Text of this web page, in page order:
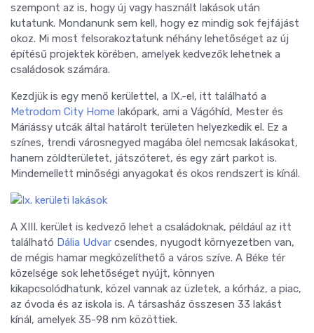
szempont az is, hogy új vagy használt lakások után
kutatunk. Mondanunk sem kell, hogy ez mindig sok fejfájást
okoz. Mi most felsorakoztatunk néhány lehetőséget az új
építésű projektek körében, amelyek kedvezők lehetnek a
családosok számára.
Kezdjük is egy menő kerülettel, a IX.-el, itt található a
Metrodom City Home lakópark, ami a Vágóhíd, Mester és
Máriássy utcák által határolt területen helyezkedik el. Ez a
színes, trendi városnegyed magába ölel nemcsak lakásokat,
hanem zöldterületet, játszóteret, és egy zárt parkot is.
Mindemellett minőségi anyagokat és okos rendszert is kínál.
A XIII. kerület is kedvező lehet a családoknak, például az itt
található Dália Udvar csendes, nyugodt környezetben van,
de mégis hamar megközelíthető a város szíve. A Béke tér
közelsége sok lehetőséget nyújt, könnyen
kikapcsolódhatunk, közel vannak az üzletek, a kórház, a piac,
az óvoda és az iskola is. A társasház összesen 33 lakást
kínál, amelyek 35-98 nm közöttiek.